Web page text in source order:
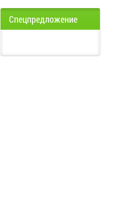
Спецпредложение